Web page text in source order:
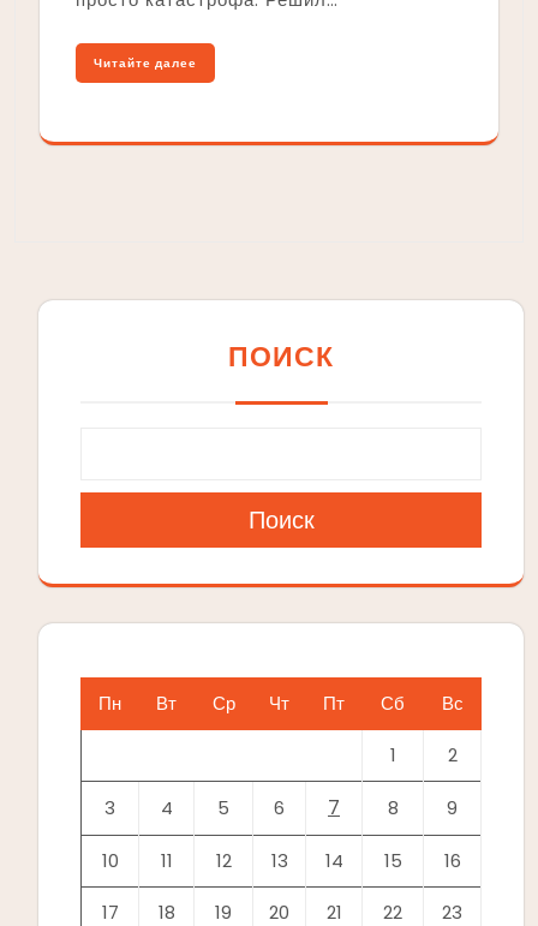
Читайте далее
ПОИСК
Поиск
Пн Вт Ср Чт Пт Сб Вс
1 2
3 4 5 6 7 8 9
10 11 12 13 14 15 16
17 18 19 20 21 22 23